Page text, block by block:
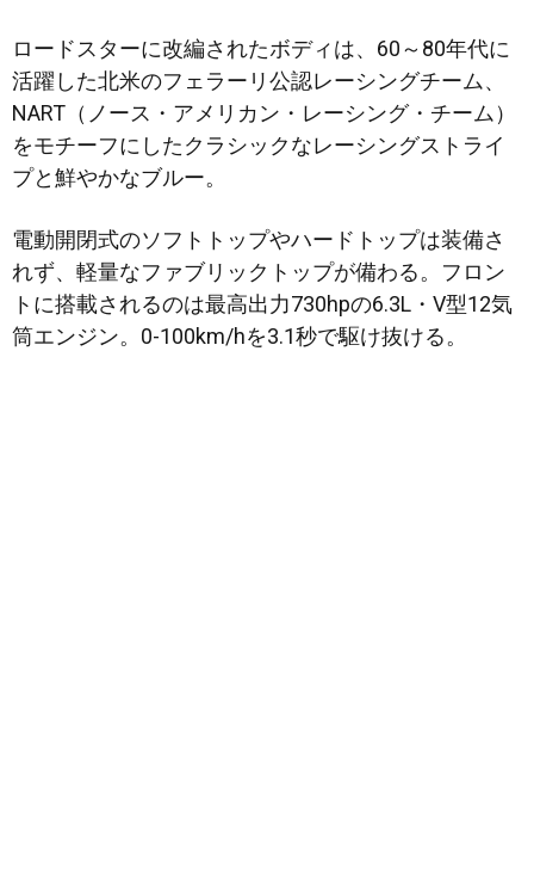
ロードスターに改編されたボディは、60～80年代に
活躍した北米のフェラーリ公認レーシングチーム、
NART（ノース・アメリカン・レーシング・チーム）
をモチーフにしたクラシックなレーシングストライ
プと鮮やかなブルー。
電動開閉式のソフトトップやハードトップは装備さ
れず、軽量なファブリックトップが備わる。フロン
トに搭載されるのは最高出力730hpの6.3L・V型12気
筒エンジン。0-100km/hを3.1秒で駆け抜ける。